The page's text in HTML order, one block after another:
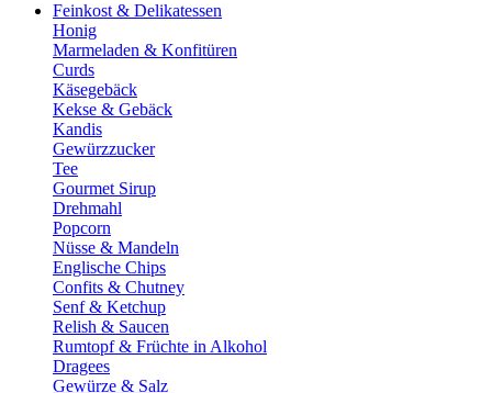
Feinkost & Delikatessen
Honig
Marmeladen & Konfitüren
Curds
Käsegebäck
Kekse & Gebäck
Kandis
Gewürzzucker
Tee
Gourmet Sirup
Drehmahl
Popcorn
Nüsse & Mandeln
Englische Chips
Confits & Chutney
Senf & Ketchup
Relish & Saucen
Rumtopf & Früchte in Alkohol
Dragees
Gewürze & Salz